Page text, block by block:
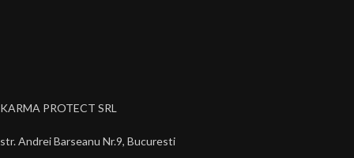
KARMA PROTECT SRL
str. Andrei Barseanu Nr.9, Bucuresti